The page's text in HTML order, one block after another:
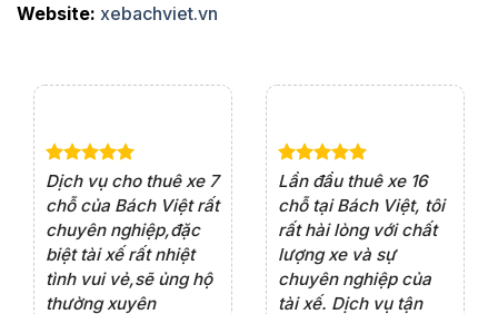
Website: xebachviet.vn
Dịch vụ cho thuê xe 7
chỗ của Bách Việt rất
chuyên nghiệp,đặc
biệt tài xế rất nhiệt
tình vui vẻ,sẽ ủng hộ
thường xuyên
Lần đầu thuê xe 16
chỗ tại Bách Việt, tôi
rất hài lòng với chất
lượng xe và sự
chuyên nghiệp của
tài xế. Dịch vụ tận